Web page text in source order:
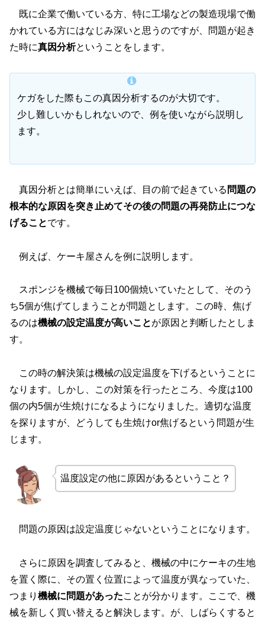
既に企業で働いている方、特に工場などの製造現場で働
かれている方にはなじみ深いと思うのですが、問題が起き
た時に真因分析ということをします。
ケガをした際もこの真因分析するのが大切です。
少し難しいかもしれないので、例を使いながら説明し
ます。
真因分析とは簡単にいえば、目の前で起きている 問題の
根本的な原因を突き止めてその後の問題の再発防止につな
げることです。
例えば、ケーキ屋さんを例に説明します。
スポンジを機械で毎日100個焼いていたとして、そのう
ち5個が焦げてしまうことが問題とします。この時、焦げ
るのは機械の設定温度が高いことが原因と判断したとしま
す。
この時の解決策は機械の設定温度を下げるということに
なります。しかし、この対策を行ったところ、今度は100
個の内5個が生焼けになるようになりました。適切な温度
を探りますが、どうしても生焼けor焦げるという問題が生
じます。
温度設定の他に原因があるということ？
問題の原因は設定温度じゃないということになります。
さらに原因を調査してみると、機械の中にケーキの生地
を置く際に、その置く位置によって温度が異なっていた、
つまり 機械に問題があったことが分かります。ここで、機
械を新しく買い替えると解決します。が、しばらくすると